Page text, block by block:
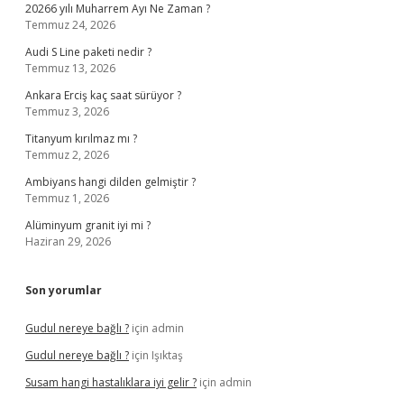
20266 yılı Muharrem Ayı Ne Zaman ?
Temmuz 24, 2026
Audi S Line paketi nedir ?
Temmuz 13, 2026
Ankara Erciş kaç saat sürüyor ?
Temmuz 3, 2026
Titanyum kırılmaz mı ?
Temmuz 2, 2026
Ambiyans hangi dilden gelmiştir ?
Temmuz 1, 2026
Alüminyum granit iyi mi ?
Haziran 29, 2026
Son yorumlar
Gudul nereye bağlı ? için admin
Gudul nereye bağlı ? için Işıktaş
Susam hangi hastalıklara iyi gelir ? için admin